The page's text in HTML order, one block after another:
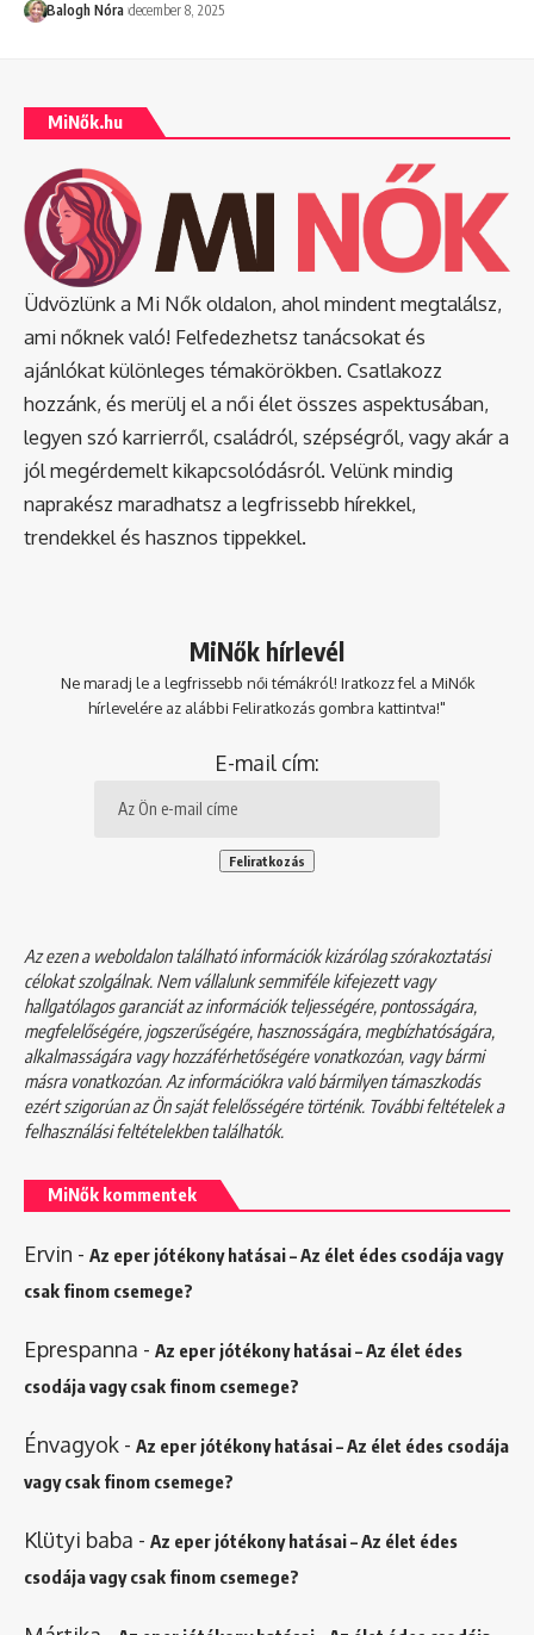
Balogh Nóra december 8, 2025
MiNők.hu
Üdvözlünk a Mi Nők oldalon, ahol mindent megtalálsz,
ami nőknek való! Felfedezhetsz tanácsokat és
ajánlókat különleges témakörökben. Csatlakozz
hozzánk, és merülj el a női élet összes aspektusában,
legyen szó karrierről, családról, szépségről, vagy akár a
jól megérdemelt kikapcsolódásról. Velünk mindig
naprakész maradhatsz a legfrissebb hírekkel,
trendekkel és hasznos tippekkel.
MiNők hírlevél
Ne maradj le a legfrissebb női témákról! Iratkozz fel a MiNők
hírlevelére az alábbi Feliratkozás gombra kattintva!"
E-mail cím:
Az ezen a weboldalon található információk kizárólag szórakoztatási
célokat szolgálnak. Nem vállalunk semmiféle kifejezett vagy
hallgatólagos garanciát az információk teljességére, pontosságára,
megfelelőségére, jogszerűségére, hasznosságára, megbízhatóságára,
alkalmasságára vagy hozzáférhetőségére vonatkozóan, vagy bármi
másra vonatkozóan. Az információkra való bármilyen támaszkodás
ezért szigorúan az Ön saját felelősségére történik. További feltételek a
felhasználási feltételekbentalálhatók.
MiNők kommentek
Ervin - Az eper jótékony hatásai – Az élet édes csodája vagy
csak finom csemege?
Eprespanna - Az eper jótékony hatásai – Az élet édes
csodája vagy csak finom csemege?
Énvagyok - Az eper jótékony hatásai – Az élet édes csodája
vagy csak finom csemege?
Klütyi baba - Az eper jótékony hatásai – Az élet édes
csodája vagy csak finom csemege?